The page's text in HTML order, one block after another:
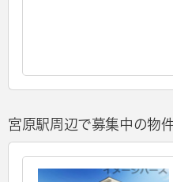
宮原駅周辺で募集中の物